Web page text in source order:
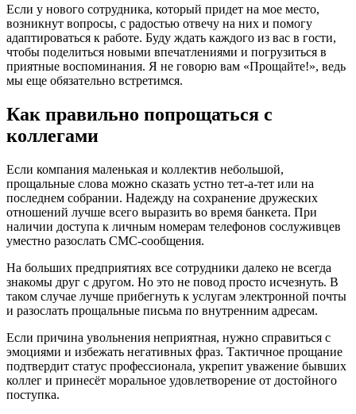
Если у нового сотрудника, который придет на мое место,
возникнут вопросы, с радостью отвечу на них и помогу
адаптироваться к работе. Буду ждать каждого из вас в гости,
чтобы поделиться новыми впечатлениями и погрузиться в
приятные воспоминания. Я не говорю вам «Прощайте!», ведь
мы еще обязательно встретимся.
Как правильно попрощаться с
коллегами
Если компания маленькая и коллектив небольшой,
прощальные слова можно сказать устно тет-а-тет или на
последнем собрании. Надежду на сохранение дружеских
отношений лучше всего выразить во время банкета. При
наличии доступа к личным номерам телефонов сослуживцев
уместно разослать СМС-сообщения.
На больших предприятиях все сотрудники далеко не всегда
знакомы друг с другом. Но это не повод просто исчезнуть. В
таком случае лучше прибегнуть к услугам электронной почты
и разослать прощальные письма по внутренним адресам.
Если причина увольнения неприятная, нужно справиться с
эмоциями и избежать негативных фраз. Тактичное прощание
подтвердит статус профессионала, укрепит уважение бывших
коллег и принесёт моральное удовлетворение от достойного
поступка.